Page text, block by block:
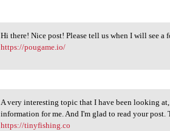
Hi there! Nice post! Please
Hi there! Nice post! Please tell us when I will see a
https://pougame.io/
A very interesting topic that
A very interesting topic that I have been looking
information for me. And I'm glad to read your
https://tinyfishing.co